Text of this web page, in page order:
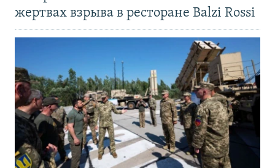
жертвах взрыва в ресторане Balzi Rossi